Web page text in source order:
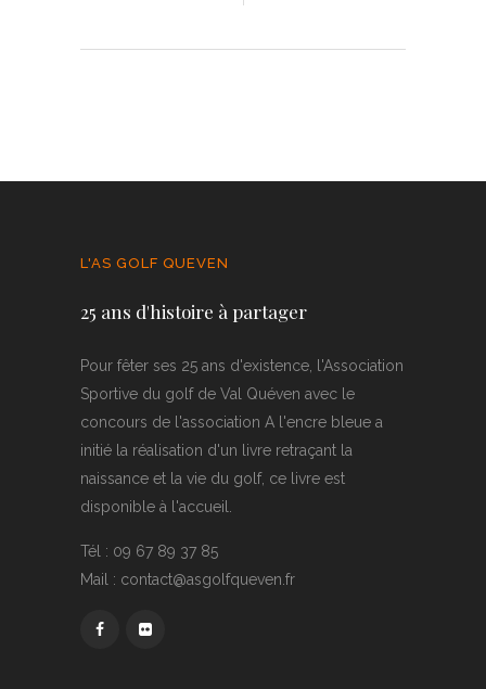
L'AS GOLF QUEVEN
25 ans d'histoire à partager
Pour fêter ses 25 ans d'existence, l'Association
Sportive du golf de Val Quéven avec le
concours de l'association A l'encre bleue a
initié la réalisation d'un livre retraçant la
naissance et la vie du golf, ce livre est
disponible à l'accueil.
Tél : 09 67 89 37 85
Mail : contact@asgolfqueven.fr